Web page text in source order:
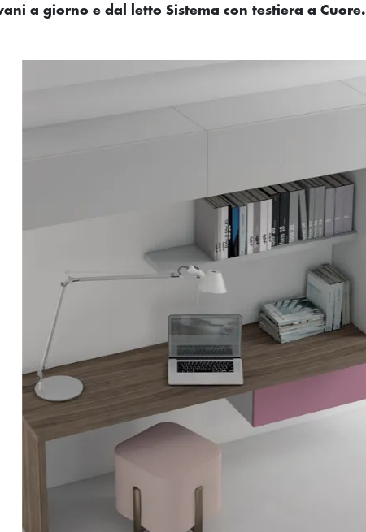
a giorno e dal letto Sistema con testiera a Cuore.